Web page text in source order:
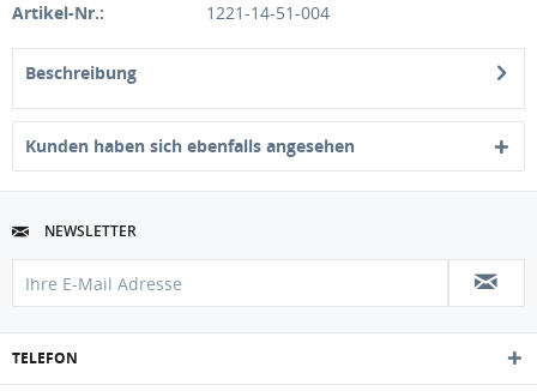
Artikel-Nr.: 1221-14-51-004
Beschreibung
Kunden haben sich ebenfalls angesehen
NEWSLETTER
TELEFON